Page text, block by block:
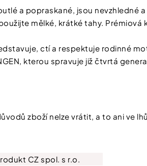
a popraskané, jsou nevzhledné
mělké, krátké tahy. Prémiová
ctí a respektuje rodinné
kterou spravuje již čtvrtá
zboží nelze vrátit, a to ani ve
CZ spol. s r.o.